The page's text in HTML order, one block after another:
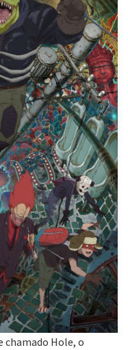
chamado Hole, o